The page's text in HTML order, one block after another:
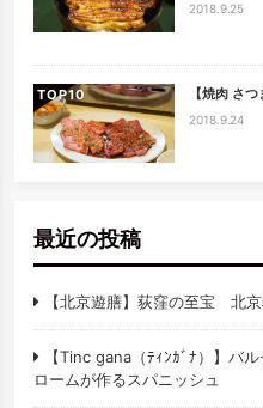
2018.9.25
TOP 【焼肉 さ
2018.9.24
最近の投稿
【北京遊膳】荻窪の至宝 北
【Tinc gana（ﾃｨﾝｶﾞﾅ）】バ
ロームが作るスパニッシュ